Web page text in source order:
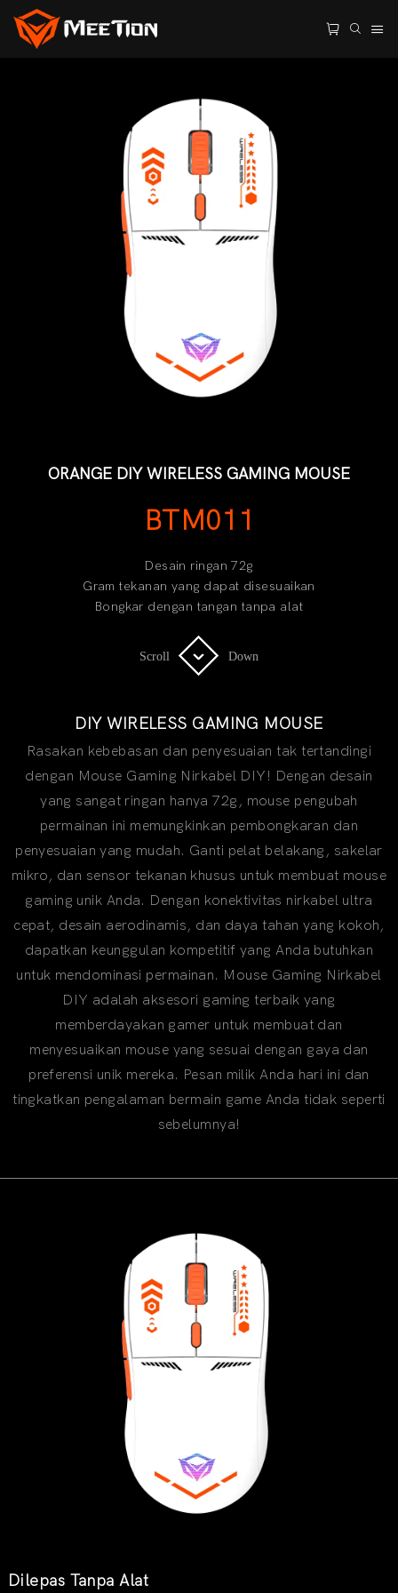
ORANGE DIY WIRELESS GAMING MOUSE
BTM011
Desain ringan 72g
Gram tekanan yang dapat disesuaikan
Bongkar dengan tangan tanpa alat
Scroll Down
Scroll Down
DIY WIRELESS GAMING MOUSE
Rasakan kebebasan dan penyesuaian tak tertandingi
dengan Mouse Gaming Nirkabel DIY! Dengan desain
yang sangat ringan hanya 72g, mouse pengubah
permainan ini memungkinkan pembongkaran dan
penyesuaian yang mudah. Ganti pelat belakang, sakelar
mikro, dan sensor tekanan khusus untuk membuat mouse
gaming unik Anda. Dengan konektivitas nirkabel ultra
cepat, desain aerodinamis, dan daya tahan yang kokoh,
dapatkan keunggulan kompetitif yang Anda butuhkan
untuk mendominasi permainan. Mouse Gaming Nirkabel
DIY adalah aksesori gaming terbaik yang
memberdayakan gamer untuk membuat dan
menyesuaikan mouse yang sesuai dengan gaya dan
preferensi unik mereka. Pesan milik Anda hari ini dan
tingkatkan pengalaman bermain game Anda tidak seperti
sebelumnya!
Dilepas Tanpa Alat